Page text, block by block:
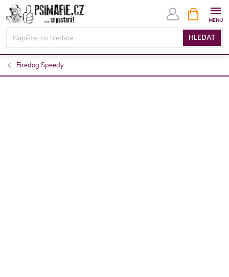
Přejít
na
obsah
HLEDAT
NÁKUPNÍ
KOŠÍK
Firedog Speedy